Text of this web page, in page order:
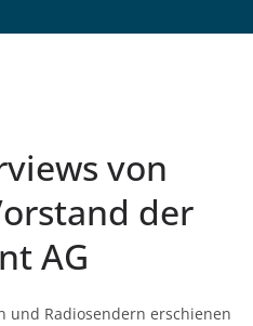
von
der
AG
und Radiosendern erschienen